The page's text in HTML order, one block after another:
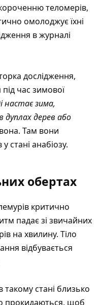
теломерів,
омолоджує їхні
в журналі
дослідження,
час зимової
настає зима,
дуплах дерев або
Там вони
стані анабіозу.
обертах
критично
падає зі звичайних
на хвилину. Тіло
відбувається
стані близько
прокидаються, щоб